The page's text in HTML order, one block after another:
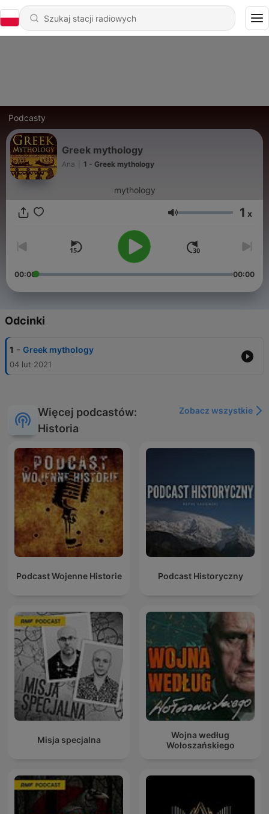
Podcasty
Greek mythology
Ana 1 - Greek mythology
mythology
Głośność 1 x
00:00 00:00
Odcinki
1 - Greek mythology
04 lut 2021
Więcej podcastów:
Historia
Zobacz wszystkie
Podcast Wojenne Historie Podcast Historyczny
Misja specjalna
Wojna według
Wołoszańskiego